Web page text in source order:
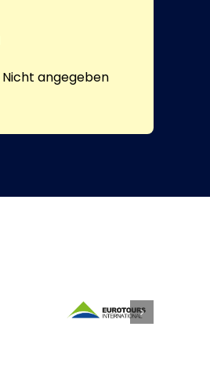
Nicht angegeben